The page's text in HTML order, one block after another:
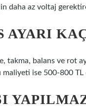
daha az voltaj
AYARI
takma, balans ve rot
ise 500-800 TL